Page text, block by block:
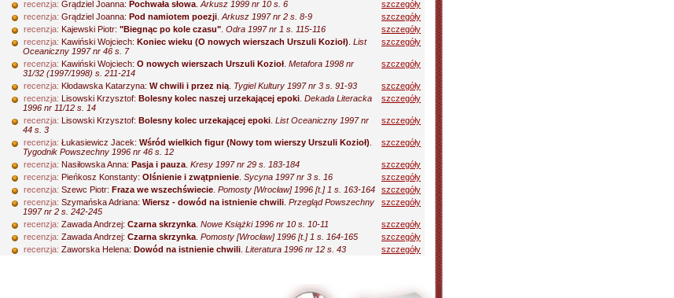
recenzja: Grądziel Joanna: Pochwała słowa Arkusz 1999 nr 10 s. 6
szczegóły
recenzja: Grądziel Joanna: Pod namiotem poezji Arkusz 1997 nr 2 s. 8-9
szczegóły
recenzja: Kajewski Piotr: "Biegnąc po kole czasu" Odra 1997 nr 1 s. 115-116
szczegóły
recenzja: Kawiński Wojciech: Koniec wieku (O nowych wierszach Urszuli Kozioł) List
Oceaniczny 1997 nr 46 s. 7
szczegóły
recenzja: Kawiński Wojciech: O nowych wierszach Urszuli Kozioł Metafora 1998 nr
31/32 (1997/1998) s. 211-214
szczegóły
recenzja: Kłodawska Katarzyna: W chwili i przez nią Tygiel Kultury 1997 nr 3 s. 91-93
szczegóły
recenzja: Lisowski Krzysztof: Bolesny kolec naszej urzekającej epoki Dekada Literacka
1996 nr 11/12 s. 14
szczegóły
recenzja: Lisowski Krzysztof: Bolesny kolec urzekającej epoki List Oceaniczny 1997 nr
44 s. 3
szczegóły
recenzja: Łukasiewicz Jacek: Wśród wielkich figur (Nowy tom wierszy Urszuli Kozioł)
Tygodnik Powszechny 1996 nr 46 s. 12
szczegóły
recenzja: Nasiłowska Anna: Pasja i pauza Kresy 1997 nr 29 s. 183-184
szczegóły
recenzja: Pieńkosz Konstanty: Olśnienie i zwątpnienie Sycyna 1997 nr 3 s. 16
szczegóły
recenzja: Szewc Piotr: Fraza we wszechświecie Pomosty [Wrocław] 1996 [t.] 1 s. 163-164
szczegóły
recenzja: Szymańska Adriana: Wiersz - dowód na istnienie chwili Przegląd Powszechny
1997 nr 2 s. 242-245
szczegóły
recenzja: Zawada Andrzej: Czarna skrzynka Nowe Książki 1996 nr 10 s. 10-11
szczegóły
recenzja: Zawada Andrzej: Czarna skrzynka Pomosty [Wrocław] 1996 [t.] 1 s. 164-165
szczegóły
recenzja: Zaworska Helena: Dowód na istnienie chwili Literatura 1996 nr 12 s. 43 szczegóły